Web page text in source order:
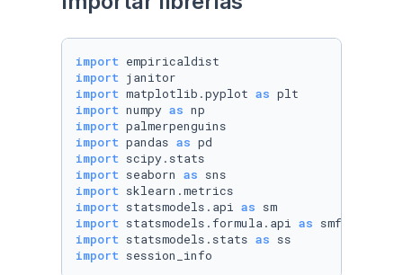
import
import
import matplotlib.pyplot as
import numpy as
import
import pandas as
import
import seaborn as
import
import statsmodels.api as
import statsmodels.formula.api as
import statsmodels.stats as
import session_info